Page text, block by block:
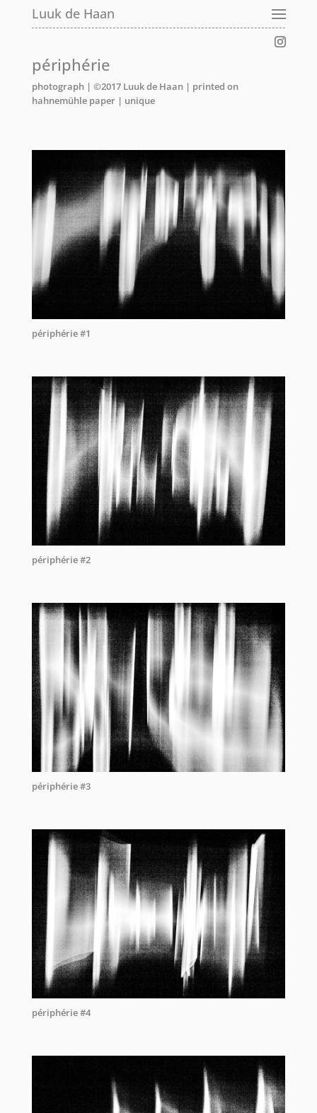
Luuk de Haan
périphérie
photograph | ©2017 Luuk de Haan | printed on
hahnemühle paper | unique
périphérie #1
périphérie #2
périphérie #3
périphérie #4